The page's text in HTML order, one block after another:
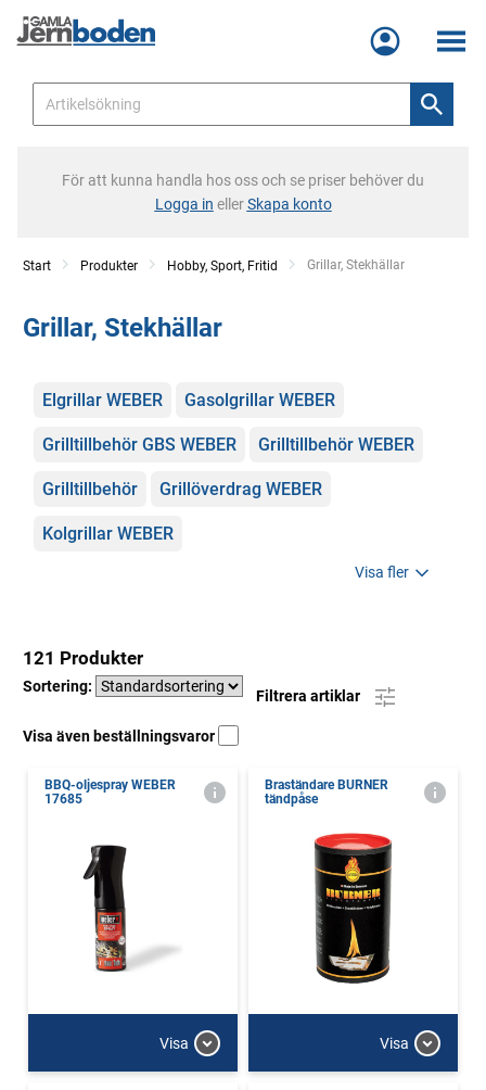
Meny
För att kunna handla hos oss och se priser behöver du
Logga in ellerSkapa konto
Start Produkter Hobby, Sport, Fritid Current:
Grillar, Stekhällar
Grillar, Stekhällar
Kategorier
Elgrillar WEBER Gasolgrillar WEBER
Grilltillbehör GBS WEBER Grilltillbehör WEBER
Grilltillbehör Grillöverdrag WEBER
Kolgrillar WEBER
Visa fler
121 Produkter
Sortering:
Filtrera artiklar
Visa även beställningsvaror
BBQ-oljespray WEBER
17685
Visa
Braständare BURNER
tändpåse
Visa